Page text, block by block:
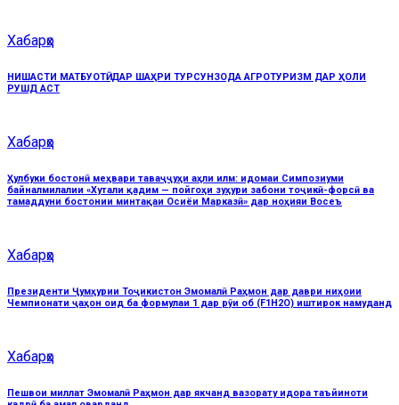
Хабарҳо
НИШАСТИ МАТБУОТӢ: ДАР ШАҲРИ ТУРСУНЗОДА АГРОТУРИЗМ ДАР ҲОЛИ
РУШД АСТ
Хабарҳо
Ҳулбуки бостонӣ меҳвари таваҷҷуҳи аҳли илм: идомаи Симпозиуми
байналмилалии «Хутали қадим — пойгоҳи зуҳури забони тоҷикӣ-форсӣ ва
тамаддуни бостонии минтақаи Осиёи Марказӣ» дар ноҳияи Восеъ
Хабарҳо
Президенти Ҷумҳурии Тоҷикистон Эмомалӣ Раҳмон дар даври ниҳоии
Чемпионати ҷаҳон оид ба формулаи 1 дар рӯи об (F1H2O) иштирок намуданд
Хабарҳо
Пешвои миллат Эмомалӣ Раҳмон дар якчанд вазорату идора таъйиноти